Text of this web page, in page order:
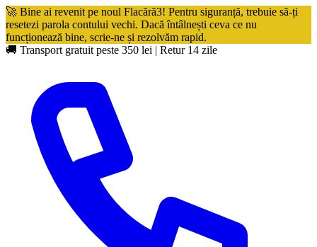
🚀 Bine ai revenit pe noul Flacără3! Pentru siguranță, trebuie să-ți
resetezi parola contului vechi. Dacă întâlnești ceva ce nu
funcționează bine, scrie-ne și rezolvăm rapid.
🚚 Transport gratuit peste 350 lei | Retur 14 zile